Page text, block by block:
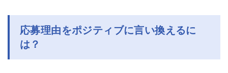
応募理由をポジティブに言い換えるに
は？